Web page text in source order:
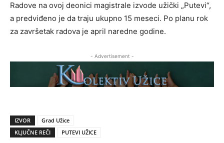
Radove na ovoj deonici magistrale izvode užički „Putevi“,
a predviđeno je da traju ukupno 15 meseci. Po planu rok
za završetak radova je april naredne godine.
- Advertisement -
IZVOR
Grad Užice
KLJUČNE REČI
PUTEVI UŽICE